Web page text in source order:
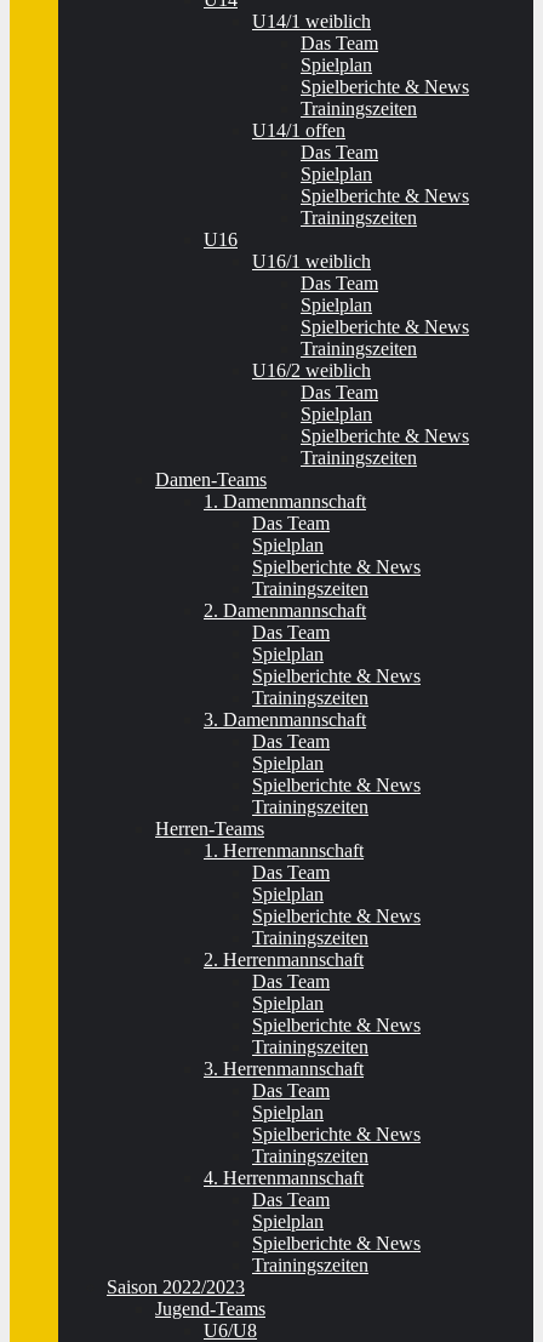
U14/1 weiblich
Das Team
Spielplan
Spielberichte & News
Trainingszeiten
U14/1 offen
Das Team
Spielplan
Spielberichte & News
Trainingszeiten
U16
U16/1 weiblich
Das Team
Spielplan
Spielberichte & News
Trainingszeiten
U16/2 weiblich
Das Team
Spielplan
Spielberichte & News
Trainingszeiten
Damen-Teams
1. Damenmannschaft
Das Team
Spielplan
Spielberichte & News
Trainingszeiten
2. Damenmannschaft
Das Team
Spielplan
Spielberichte & News
Trainingszeiten
3. Damenmannschaft
Das Team
Spielplan
Spielberichte & News
Trainingszeiten
Herren-Teams
1. Herrenmannschaft
Das Team
Spielplan
Spielberichte & News
Trainingszeiten
2. Herrenmannschaft
Das Team
Spielplan
Spielberichte & News
Trainingszeiten
3. Herrenmannschaft
Das Team
Spielplan
Spielberichte & News
Trainingszeiten
4. Herrenmannschaft
Das Team
Spielplan
Spielberichte & News
Trainingszeiten
Saison 2022/2023
Jugend-Teams
U6/U8